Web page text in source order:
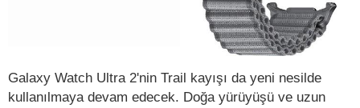
Galaxy Watch Ultra 2'nin Trail kayışı da yeni nesilde
kullanılmaya devam edecek. Doğa yürüyüşü ve uzun